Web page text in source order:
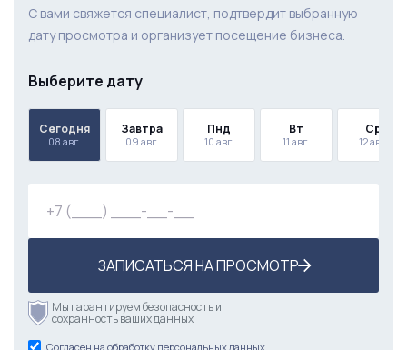
С вами свяжется специалист, подтвердит выбранную
дату просмотра и организует посещение бизнеса.
Выберите дату
Сегодня
08 авг.
Завтра
09 авг.
Пнд
10 авг.
Вт
11 авг.
Ср
12 авг.
ЗАПИСАТЬСЯ НА ПРОСМОТР
Мы гарантируем безопасность и
сохранность ваших данных
Согласен на обработку персональных данных